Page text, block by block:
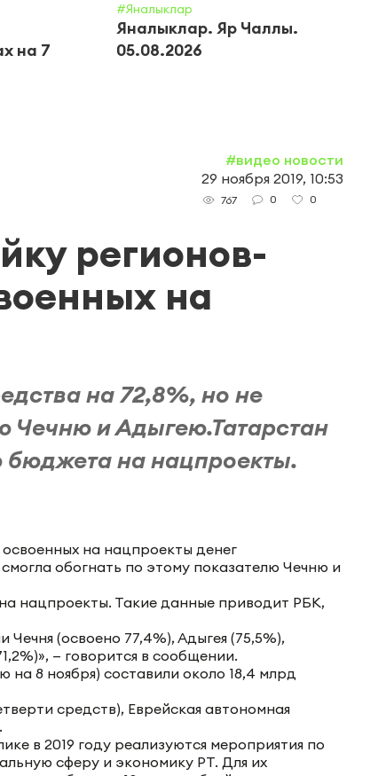
на 7
#Яналыклар
Яналыклар. Яр Чаллы.
05.08.2026
#видео новости
29 ноября 2019, 10:53
767 0 0
регионов-
на
на 72,8%, но не
Чечню и Адыгею.Татарстан
бюджета на нацпроекты.
обогнать по этому показателю Чечню и
нацпроекты. Такие данные приводит РБК,
(освоено 77,4%), Адыгея (75,5%),
— говорится в сообщении.
8 ноября) составили около 18,4 млрд
средств), Еврейская автономная
в 2019 году реализуются мероприятия по
сферу и экономику РТ. Для их